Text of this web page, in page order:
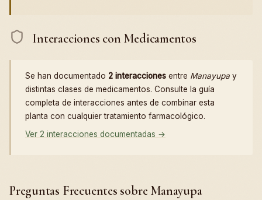
Interacciones con Medicamentos
Se han documentado 2 interacciones entre Manayupa y
distintas clases de medicamentos. Consulte la guía
completa de interacciones antes de combinar esta
planta con cualquier tratamiento farmacológico.
Ver 2 interacciones documentadas →
Preguntas Frecuentes sobre Manayupa